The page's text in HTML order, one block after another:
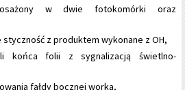
w dwie fotokomórki oraz
z produktem wykonane z OH,
końca folii z sygnalizacją świetlno-
fałdy bocznej worka,